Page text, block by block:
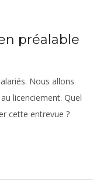
préalable
Nous allons
licenciement. Quel
cette entrevue ?